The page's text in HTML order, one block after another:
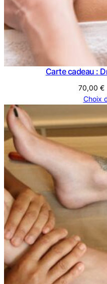
Carte cadeau :
70,00 €
Choix